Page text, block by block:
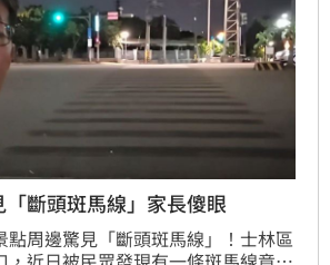
斷頭斑馬線」家長傻眼
點周邊驚見「斷頭斑馬線」！士林區